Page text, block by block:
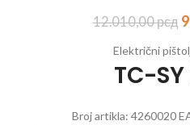
12.010,00рсд
Električni
TC-SY
Broj artikla: 4260020